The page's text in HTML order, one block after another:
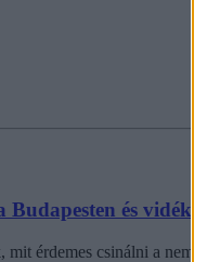
és
mit érdemes csinálni a